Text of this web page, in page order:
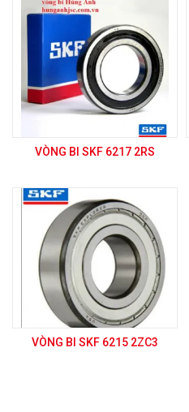
VÒNG BI SKF 6217 2RS
VÒNG BI SKF 6215 2ZC3